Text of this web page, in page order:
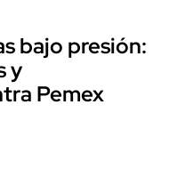
bajo presión:
y
Pemex